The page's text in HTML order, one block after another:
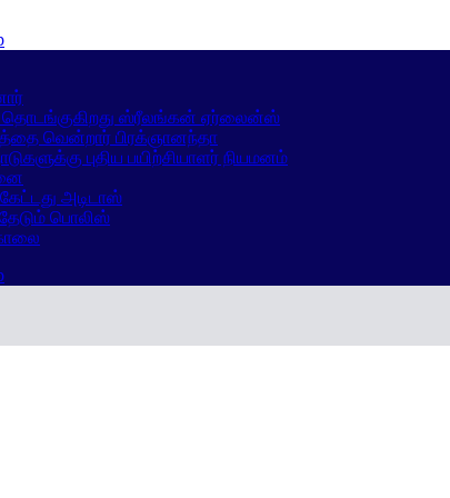
ஸ்ரீலங்கன் ஏர்லைன்ஸ்
வென்றார் பிரக்ஞானந்தா
புதிய பயிற்சியாளர் நியமனம்
அடிடாஸ்
பொலிஸ்